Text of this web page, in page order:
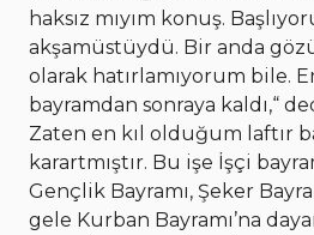
haksız mıyım konuş.
akşamüstüydü. Bir anda
olarak hatırlamıyorum bile.
bayramdan sonraya kaldı,“
Zaten en kıl olduğum laftır
karartmıştır. Bu işe İşçi
Gençlik Bayramı, Şeker
gele Kurban Bayramı’na